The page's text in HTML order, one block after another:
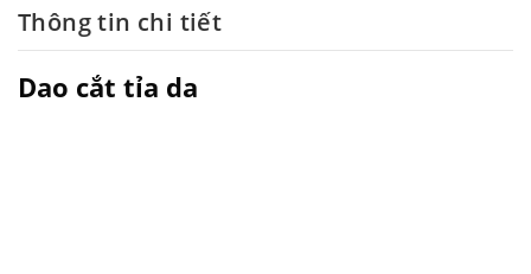
Thông tin chi tiết
Dao cắt tỉa da